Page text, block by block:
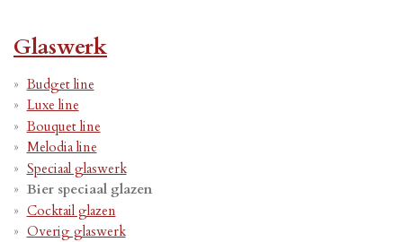
Glaswerk
Budget line
Luxe line
Bouquet line
Melodia line
Speciaal glaswerk
Bier speciaal glazen
Cocktail glazen
Overig glaswerk